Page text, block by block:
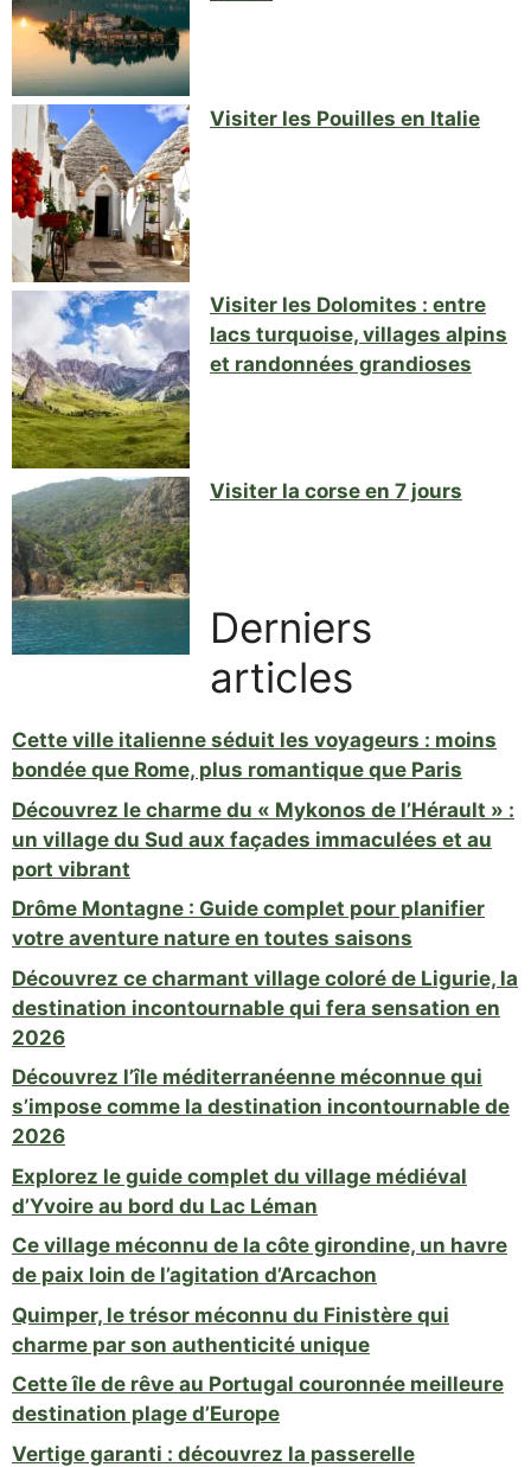
Visiter les Pouilles en Italie
Visiter les Dolomites : entre
lacs turquoise, villages alpins
et randonnées grandioses
Visiter la corse en 7 jours
Derniers
articles
Cette ville italienne séduit les voyageurs : moins
bondée que Rome, plus romantique que Paris
Découvrez le charme du « Mykonos de l’Hérault » :
un village du Sud aux façades immaculées et au
port vibrant
Drôme Montagne : Guide complet pour planifier
votre aventure nature en toutes saisons
Découvrez ce charmant village coloré de Ligurie, la
destination incontournable qui fera sensation en
2026
Découvrez l’île méditerranéenne méconnue qui
s’impose comme la destination incontournable de
2026
Explorez le guide complet du village médiéval
d’Yvoire au bord du Lac Léman
Ce village méconnu de la côte girondine, un havre
de paix loin de l’agitation d’Arcachon
Quimper, le trésor méconnu du Finistère qui
charme par son authenticité unique
Cette île de rêve au Portugal couronnée meilleure
destination plage d’Europe
Vertige garanti : découvrez la passerelle